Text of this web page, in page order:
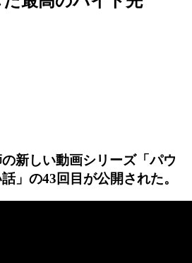
新しい動画シリーズ「パウ
」の43回目が公開された。